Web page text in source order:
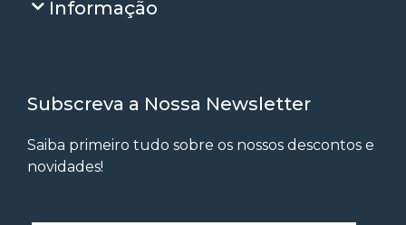
Informação
Subscreva a Nossa Newsletter
Saiba primeiro tudo sobre os nossos descontos e
novidades!